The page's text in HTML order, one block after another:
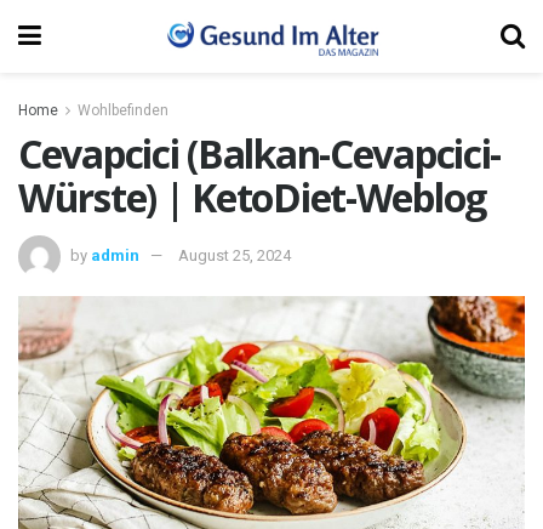
Home Wohlbefinden
Cevapcici (Balkan-Cevapcici-
Würste) | KetoDiet-Weblog
by admin August 25, 2024